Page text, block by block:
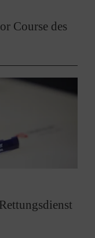
Course des